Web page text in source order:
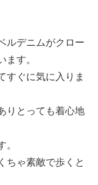
ルデニムがクロー
ます。
すぐに気に入りま
りとっても着心地
。
ちゃ素敵で歩くと